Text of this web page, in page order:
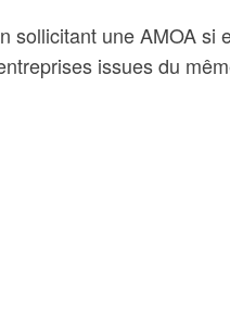
une AMOA si
issues du